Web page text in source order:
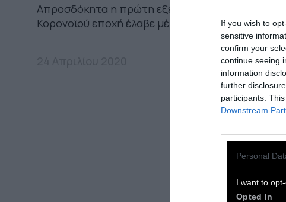
If you wish to
sensitive
confirm your
continue seeing
information
further
participants.
Downstream
Personal
I want to
Opted In
Απροσδόκητα η πρώτη εξέγερση στην μετά
Κορονοϊού εποχή έλαβε μέρος στο Ισραήλ